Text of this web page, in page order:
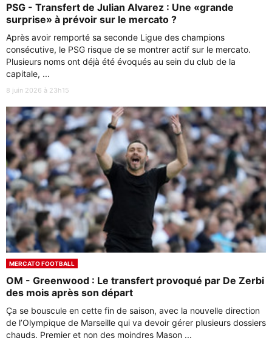
PSG - Transfert de Julian Alvarez : Une «grande
surprise» à prévoir sur le mercato ?
Après avoir remporté sa seconde Ligue des champions
consécutive, le PSG risque de se montrer actif sur le mercato.
Plusieurs noms ont déjà été évoqués au sein du club de la
capitale, ...
8 juin 2026 à 23h15
MERCATO FOOTBALL
OM - Greenwood : Le transfert provoqué par De Zerbi
des mois après son départ
Ça se bouscule en cette fin de saison, avec la nouvelle direction
de l’Olympique de Marseille qui va devoir gérer plusieurs dossiers
chauds. Premier et non des moindres Mason ...